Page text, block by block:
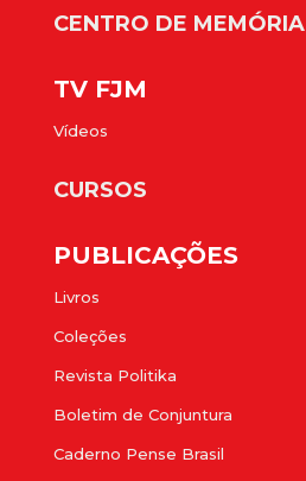
CENTRO DE MEMÓRIA
TV FJM
Vídeos
CURSOS
PUBLICAÇÕES
Livros
Coleções
Revista Politika
Boletim de Conjuntura
Caderno Pense Brasil